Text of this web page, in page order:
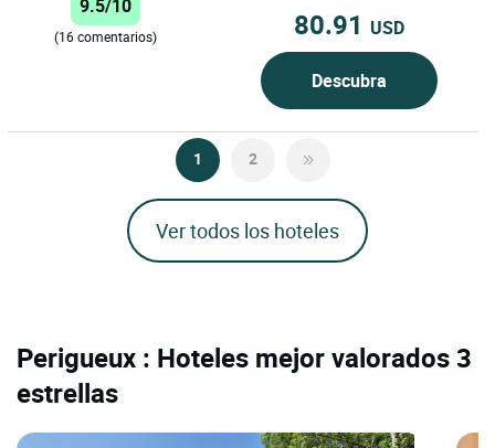
9.5/10
(16 comentarios) 80.91 USD
Descubra
1 2
Ver todos los hoteles
Perigueux : Hoteles mejor valorados 3
estrellas